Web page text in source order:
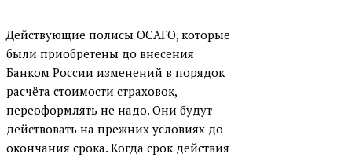
Действующие полисы ОСАГО, которые
были приобретены до внесения
Банком России изменений в порядок
расчёта стоимости страховок,
переоформлять не надо. Они будут
действовать на прежних условиях до
окончания срока. Когда срок действия